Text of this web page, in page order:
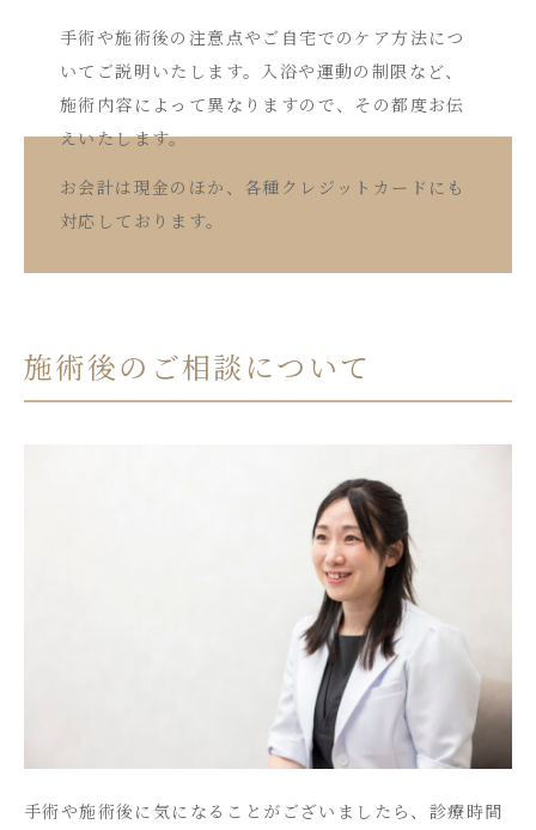
手術や施術後の注意点やご自宅でのケア方法につ
いてご説明いたします。入浴や運動の制限など、
施術内容によって異なりますので、その都度お伝
えいたします。
お会計は現金のほか、各種クレジットカードにも
対応しております。
施術後のご相談について
手術や施術後に気になることがございましたら、診療時間